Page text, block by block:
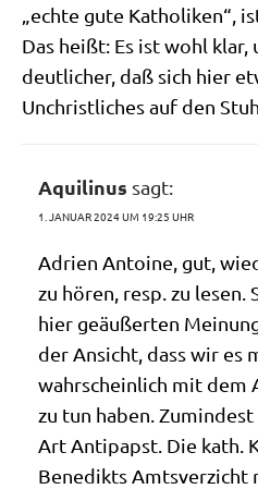
„ech­te gute Katho­li­ken“,
Das heißt: Es ist wohl klar,
deut­li­cher, daß sich hier
Unchrist­li­ches auf den
Aquilinus sagt:
1. JANUAR 2024 UM 19:25 UHR
Adri­en Antoine, gut,
zu hören, resp. zu
hier geäu­ßer­ten
der Ansicht, dass wir
wahr­schein­lich mit dem
zu tun haben.
Art Anti­papst. Die kath.
Bene­dikts Amts­ver­zicht